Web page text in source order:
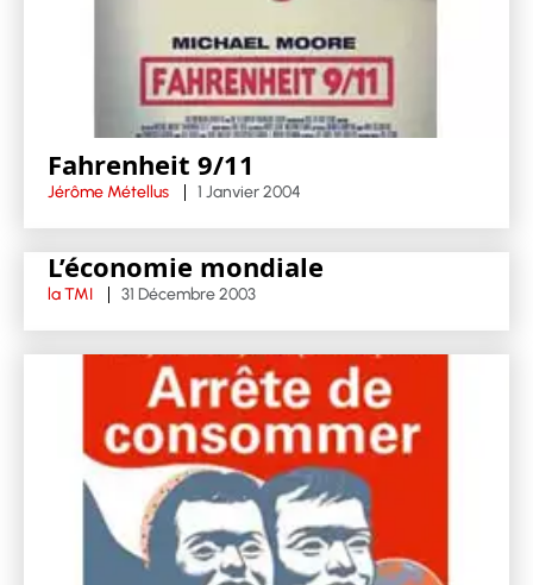
Fahrenheit 9/11
Jérôme Métellus 1 Janvier 2004
L’économie mondiale
la TMI 31 Décembre 2003